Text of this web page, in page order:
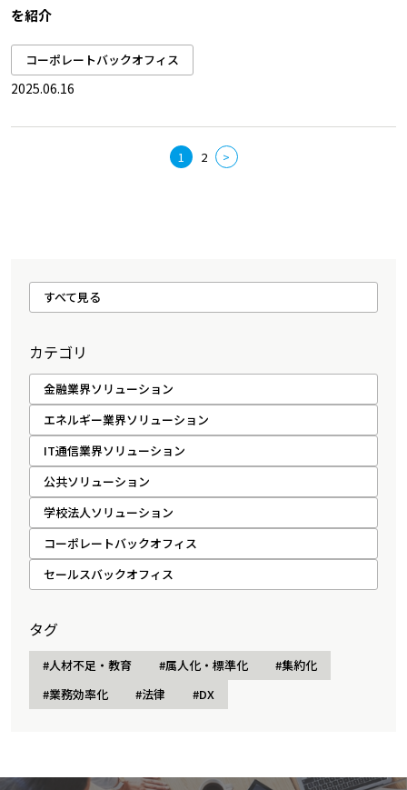
を紹介
コーポレートバックオフィス
2025.06.16
1 2 >
すべて見る
カテゴリ
金融業界ソリューション
エネルギー業界ソリューション
IT通信業界ソリューション
公共ソリューション
学校法人ソリューション
コーポレートバックオフィス
セールスバックオフィス
タグ
#人材不足・教育 #属人化・標準化
#集約化
#業務効率化
#法律 #DX